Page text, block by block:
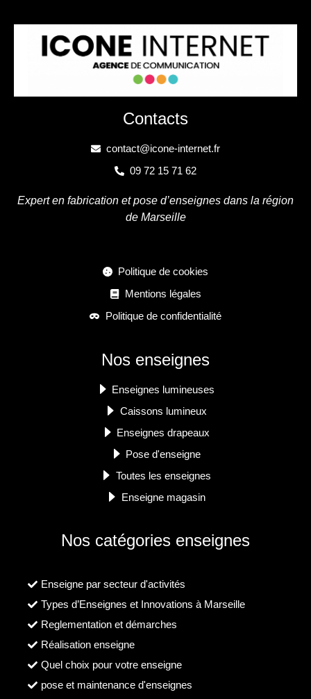
Contacts
contact@icone-internet.fr
09 72 15 71 62
Expert en fabrication et pose d’enseignes dans la région
de Marseille
Politique de cookies
Mentions légales
Politique de confidentialité
Nos enseignes
Enseignes lumineuses
Caissons lumineux
Enseignes drapeaux
Pose d'enseigne
Toutes les enseignes
Enseigne magasin
Nos catégories enseignes
Enseigne par secteur d'activités
Types d’Enseignes et Innovations à Marseille
Reglementation et démarches
Réalisation enseigne
Quel choix pour votre enseigne
pose et maintenance d'enseignes